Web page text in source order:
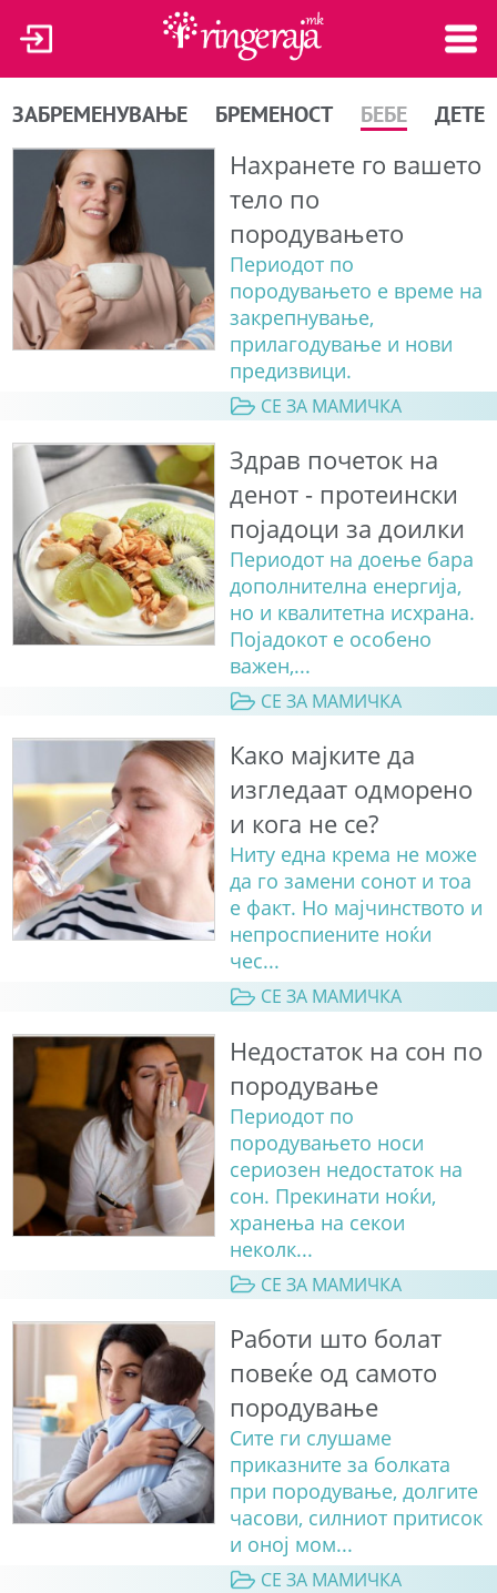
ЗАБРЕМЕНУВАЊЕ БРЕМЕНОСТ БЕБЕ ДЕТЕ
Нахранете го вашето
тело по
породувањето
Периодот по
породувањето е време на
закрепнување,
прилагодување и нови
предизвици.
СЕ ЗА МАМИЧКА
Здрав почеток на
денот - протеински
појадоци за доилки
Периодот на доење бара
дополнителна енергија,
но и квалитетна исхрана.
Појадокот е особено
важен,...
СЕ ЗА МАМИЧКА
Како мајките да
изгледаат одморено
и кога не се?
Ниту една крема не може
да го замени сонот и тоа
е факт. Но мајчинството и
непроспиените ноќи
чес...
СЕ ЗА МАМИЧКА
Недостаток на сон по
породување
Периодот по
породувањето носи
сериозен недостаток на
сон. Прекинати ноќи,
хранења на секои
неколк...
СЕ ЗА МАМИЧКА
Работи што болат
повеќе од самото
породување
Сите ги слушаме
приказните за болката
при породување, долгите
часови, силниот притисок
и оној мом...
СЕ ЗА МАМИЧКА